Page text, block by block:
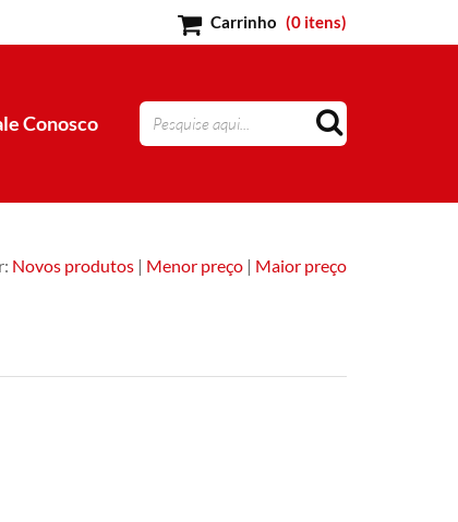
Carrinho (0 itens)
Conosco
Novos produtos | Menor preço | Maior preço